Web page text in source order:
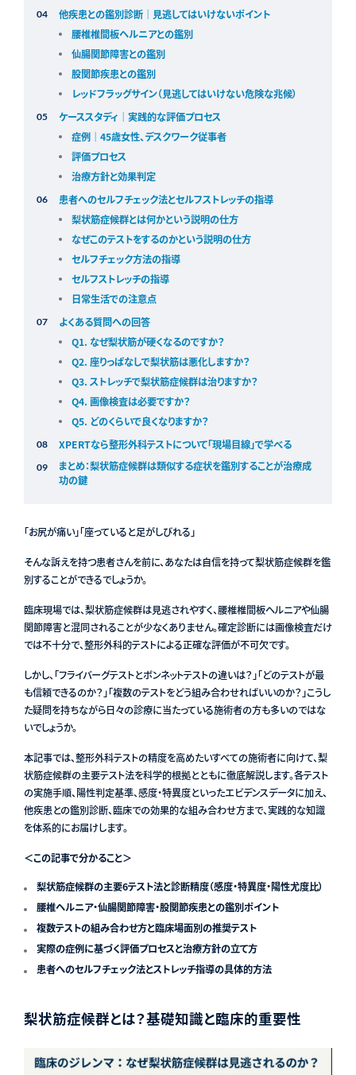
他疾患との鑑別診断｜見逃してはいけないポイント
腰椎椎間板ヘルニアとの鑑別
仙腸関節障害との鑑別
股関節疾患との鑑別
レッドフラッグサイン（見逃してはいけない危険な兆候）
ケーススタディ｜実践的な評価プロセス
症例｜45歳女性、デスクワーク従事者
評価プロセス
治療方針と効果判定
患者へのセルフチェック法とセルフストレッチの指導
梨状筋症候群とは何かという説明の仕方
なぜこのテストをするのかという説明の仕方
セルフチェック方法の指導
セルフストレッチの指導
日常生活での注意点
よくある質問への回答
Q1. なぜ梨状筋が硬くなるのですか？
Q2. 座りっぱなしで梨状筋は悪化しますか？
Q3. ストレッチで梨状筋症候群は治りますか？
Q4. 画像検査は必要ですか？
Q5. どのくらいで良くなりますか？
XPERTなら整形外科テストについて「現場目線」で学べる
まとめ：梨状筋症候群は類似する症状を鑑別することが治療成
功の鍵
「お尻が痛い」「座っていると足がしびれる」
そんな訴えを持つ患者さんを前に、あなたは自信を持って梨状筋症候群を鑑
別することができるでしょうか。
臨床現場では、梨状筋症候群は見逃されやすく、腰椎椎間板ヘルニアや仙腸
関節障害と混同されることが少なくありません。確定診断には画像検査だけ
では不十分で、整形外科的テストによる正確な評価が不可欠です。
しかし、「フライバーグテストとボンネットテストの違いは？」「どのテストが最
も信頼できるのか？」「複数のテストをどう組み合わせればいいのか？」こうし
た疑問を持ちながら日々の診療に当たっている施術者の方も多いのではな
いでしょうか。
本記事では、整形外科テストの精度を高めたいすべての施術者に向けて、梨
状筋症候群の主要テスト法を科学的根拠とともに徹底解説します。各テスト
の実施手順、陽性判定基準、感度・特異度といったエビデンスデータに加え、
他疾患との鑑別診断、臨床での効果的な組み合わせ方まで、実践的な知識
を体系的にお届けします。
＜この記事で分かること＞
梨状筋症候群の主要6テスト法と診断精度（感度・特異度・陽性尤度比）
腰椎ヘルニア・仙腸関節障害・股関節疾患との鑑別ポイント
複数テストの組み合わせ方と臨床場面別の推奨テスト
実際の症例に基づく評価プロセスと治療方針の立て方
患者へのセルフチェック法とストレッチ指導の具体的方法
梨状筋症候群とは？基礎知識と臨床的重要性